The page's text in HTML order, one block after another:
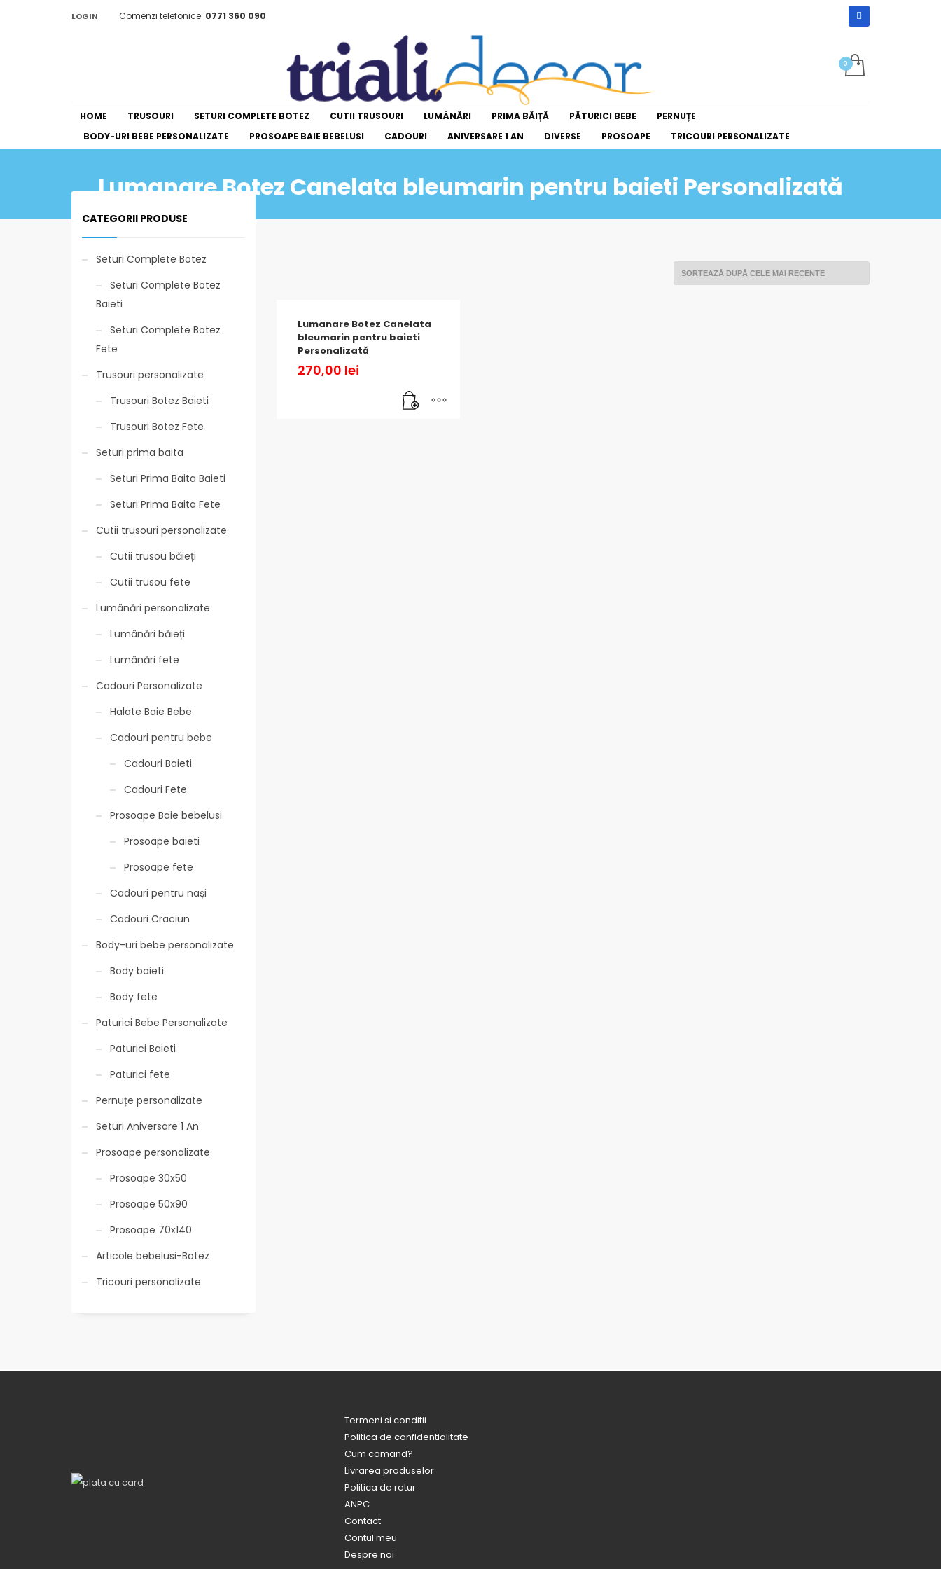
LOGIN Comenzi telefonice: 0771 360 090
HOME TRUSOURI SETURI COMPLETE BOTEZ CUTII TRUSOURI LUMÂNĂRI PRIMA BĂIȚĂ PĂTURICI BEBE
PERNUȚE
BODY-URI BEBE PERSONALIZATE
PROSOAPE BAIE BEBELUSI CADOURI ANIVERSARE 1 AN DIVERSE PROSOAPE TRICOURI PERSONALIZATE
Lumanare Botez Canelata bleumarin pentru baieti Personalizată
Lumanare Botez Canelata
bleumarin pentru baieti
Personalizată
270,00 lei
CATEGORII PRODUSE
Seturi Complete Botez
Seturi Complete Botez
Baieti
Seturi Complete Botez
Fete
Trusouri personalizate
Trusouri Botez Baieti
Trusouri Botez Fete
Seturi prima baita
Seturi Prima Baita Baieti
Seturi Prima Baita Fete
Cutii trusouri personalizate
Cutii trusou băieți
Cutii trusou fete
Lumânări personalizate
Lumânări băieți
Lumânări fete
Cadouri Personalizate
Halate Baie Bebe
Cadouri pentru bebe
Cadouri Baieti
Cadouri Fete
Prosoape Baie bebelusi
Prosoape baieti
Prosoape fete
Cadouri pentru nași
Cadouri Craciun
Body-uri bebe personalizate
Body baieti
Body fete
Paturici Bebe Personalizate
Paturici Baieti
Paturici fete
Pernuțe personalizate
Seturi Aniversare 1 An
Prosoape personalizate
Prosoape 30x50
Prosoape 50x90
Prosoape 70x140
Articole bebelusi-Botez
Tricouri personalizate
Termeni si conditii
Politica de confidentialitate
Cum comand?
Livrarea produselor
Politica de retur
ANPC
Contact
Contul meu
Despre noi